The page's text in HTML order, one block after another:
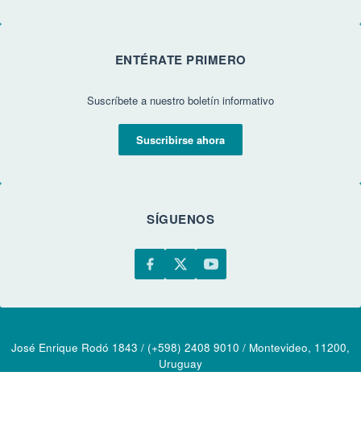
ENTÉRATE PRIMERO
Suscríbete a nuestro boletín informativo
Suscribirse ahora
SÍGUENOS
José Enrique Rodó 1843 / (+598) 2408 9010 / Montevideo, 11200,
Uruguay